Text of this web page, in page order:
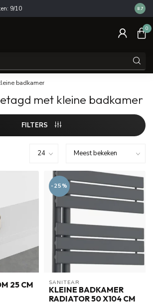
9/10 14
8.7
0
badkamer
met kleine badkamer
FILTERS
25 CM
-25%
SANITEAR
KLEINE BADKAMER
RADIATOR 50 X104 CM